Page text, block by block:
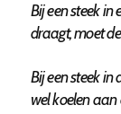
Bij een steek in
draagt, moet
Bij een steek in
wel koelen